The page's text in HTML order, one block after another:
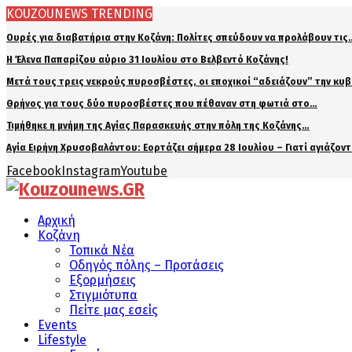
KOUZOUNEWS TRENDING
Ουρές για διαβατήρια στην Κοζάνη: Πολίτες σπεύδουν να προλάβουν
Η Έλενα Παπαρίζου αύριο 31 Ιουλίου στο Βελβεντό Κοζάνης!
Μετά τους τρεις νεκρούς πυροσβέστες, οι εποχικοί “αδειάζουν” την
Θρήνος για τους δύο πυροσβέστες που πέθαναν στη φωτιά στο…
Τιμήθηκε η μνήμη της Αγίας Παρασκευής στην πόλη της Κοζάνης…
Αγία Ειρήνη Χρυσοβαλάντου: Εορτάζει σήμερα 28 Ιουλίου – Γιατί
FacebookInstagramYoutube
Αρχική
Κοζάνη
Τοπικά Νέα
Οδηγός πόλης – Προτάσεις
Εξορμήσεις
Στιγμιότυπα
Πείτε μας εσείς
Events
Lifestyle